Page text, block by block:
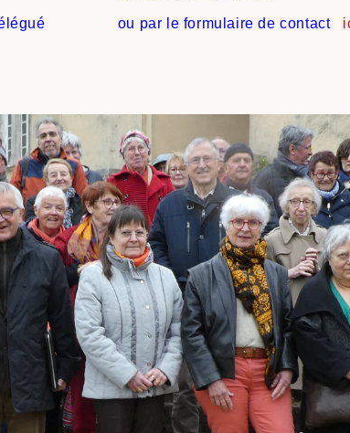
ou par le formulaire de contact